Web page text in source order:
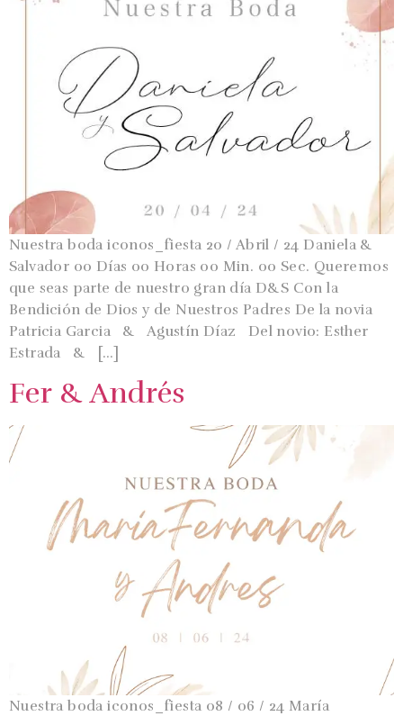
Nuestra boda iconos_fiesta 20 / Abril / 24 Daniela &
Salvador 00 Días 00 Horas 00 Min. 00 Sec. Queremos
que seas parte de nuestro gran día D&S Con la
Bendición de Dios y de Nuestros Padres De la novia
Patricia Garcia & Agustín Díaz Del novio: Esther
Estrada & […]
Fer & Andrés
Nuestra boda iconos_fiesta 08 / 06 / 24 María